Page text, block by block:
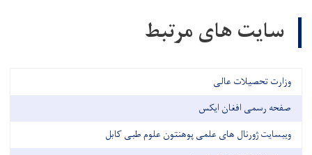
سایت های مرتبط
وزارت تحصیلات عالی
صفحه رسمی افغان ایکس
ویبسایت ژورنال های علمی پوهنتون علوم طبی کابل